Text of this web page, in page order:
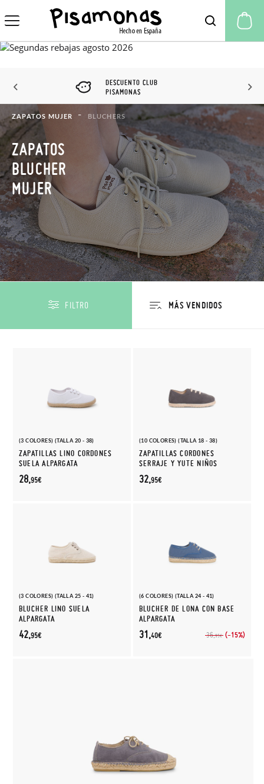
DESCUENTO CLUB
PISAMONAS
ZAPATOS MUJER BLUCHERS
ZAPATOS
BLUCHER
MUJER
FILTRO
(3 COLORES) (TALLA 20 - 38)
ZAPATILLAS LINO CORDONES
SUELA ALPARGATA
28,95€
(10 COLORES) (TALLA 18 - 38)
ZAPATILLAS CORDONES
SERRAJE Y YUTE NIÑOS
32,95€
(3 COLORES) (TALLA 25 - 41)
BLUCHER LINO SUELA
ALPARGATA
42,95€
(6 COLORES) (TALLA 24 - 41)
BLUCHER DE LONA CON BASE
ALPARGATA
36,95€ (-15%)
31,40€